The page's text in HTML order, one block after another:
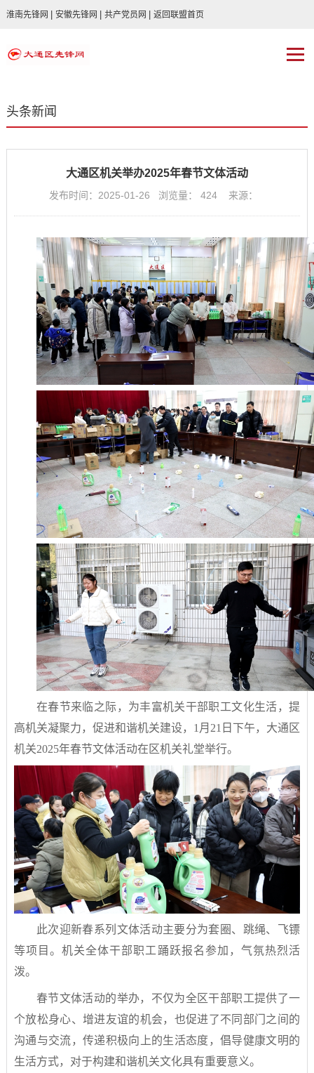
淮南先锋网 安徽先锋网 共产党员网 返回联盟首页
头条新闻
大通区机关举办2025年春节文体活动
发布时间：2025-01-26 浏览量： 424来源：
在春节来临之际，为丰富机关干部职工文化生活，提
高机关凝聚力，促进和谐机关建设，1月21日下午，大通区
机关2025年春节文体活动在区机关礼堂举行。
此次迎新春系列文体活动主要分为套圈、跳绳、飞镖
等项目。机关全体干部职工踊跃报名参加，气氛热烈活
泼。
春节文体活动的举办，不仅为全区干部职工提供了一
个放松身心、增进友谊的机会，也促进了不同部门之间的
沟通与交流，传递积极向上的生活态度，倡导健康文明的
生活方式，对于构建和谐机关文化具有重要意义。